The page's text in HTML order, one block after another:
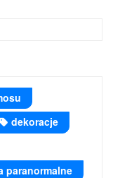
dekoracje
paranormalne